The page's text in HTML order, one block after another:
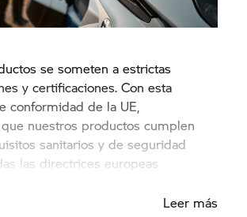
se someten a estrictas
y certificaciones. Con esta
conformidad de la UE,
nuestros productos cumplen
sanitarios y de seguridad
las directrices europeas
Leer más